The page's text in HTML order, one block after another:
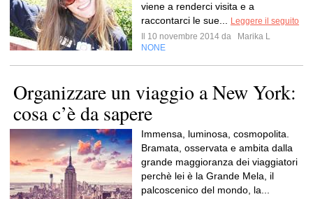
viene a renderci visita e a
raccontarci le sue...
Leggere il seguito
Il 10 novembre 2014 da
Marika L
NONE
Organizzare un viaggio a New York:
cosa c’è da sapere
Immensa, luminosa, cosmopolita.
Bramata, osservata e ambita dalla
grande maggioranza dei viaggiatori
perchè lei è la Grande Mela, il
palcoscenico del mondo, la...